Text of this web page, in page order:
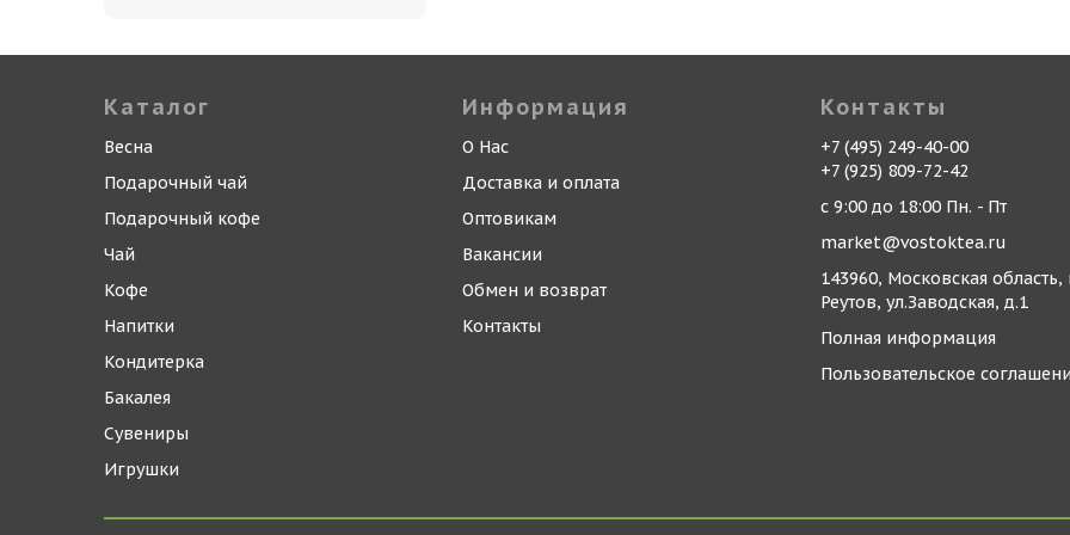
Каталог
Весна
Подарочный чай
Подарочный кофе
Чай
Кофе
Напитки
Кондитерка
Бакалея
Сувениры
Игрушки
Информация
О Нас
Доставка и оплата
Оптовикам
Вакансии
Обмен и возврат
Контакты
Контакты
+7 (495) 249-40-00
+7 (925) 809-72-42
с 9:00 до 18:00 Пн. - Пт
market@vostoktea.ru
143960, Московская область,
Реутов, ул.Заводская, д.1
Полная информация
Пользовательское